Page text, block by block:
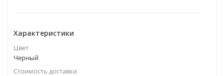
Характеристики
Цвет
Черный
Стоимость доставки